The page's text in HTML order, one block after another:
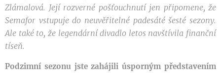
Zlámalová. Její rozverné pošťouchnutí jen připomene, že
Semafor vstupuje do neuvěřitelné padesáté šesté sezony.
Ale také to, že legendární divadlo letos navštívila finanční
tíseň.
Podzimní sezonu jste zahájili úsporným představením